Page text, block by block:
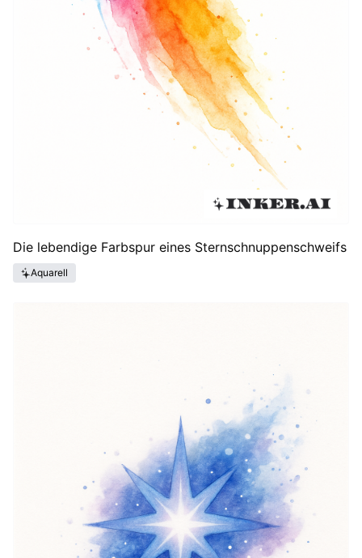
Die lebendige Farbspur eines Sternschnuppenschweifs
Aquarell